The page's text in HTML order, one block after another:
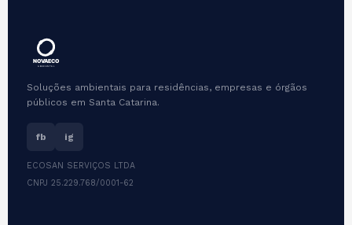
Soluções ambientais para residências, empresas e órgãos
públicos em Santa Catarina.
fb ig
ECOSAN SERVIÇOS LTDA
CNPJ 25.229.768/0001-62